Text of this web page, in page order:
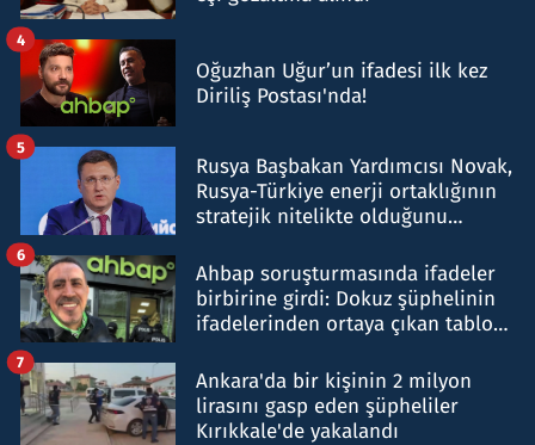
Oğuzhan Uğur’un ifadesi ilk kez
Diriliş Postası'nda!
4
Rusya Başbakan Yardımcısı Novak,
Rusya-Türkiye enerji ortaklığının
stratejik nitelikte olduğunu
5
Ahbap soruşturmasında ifadeler
birbirine girdi: Dokuz şüphelinin
ifadelerinden ortaya çıkan tablo
6
Ankara'da bir kişinin 2 milyon
lirasını gasp eden şüpheliler
Kırıkkale'de yakalandı
7